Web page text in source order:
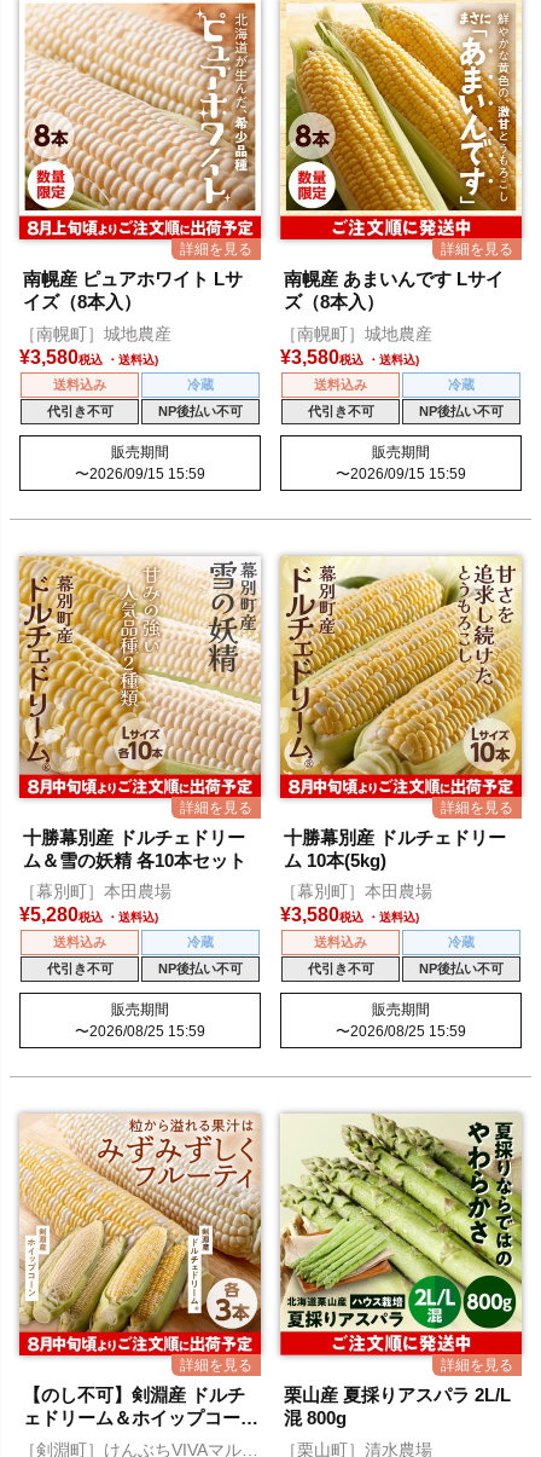
南幌産 ピュアホワイト Lサ
イズ（8本入）
［南幌町］城地農産
¥3,580税込
送料込み
冷蔵
代引き不可
NP後払い不可
販売期間
〜2026/09/15 15:59
南幌産 あまいんです Lサイ
ズ（8本入）
［南幌町］城地農産
¥3,580税込
送料込み
冷蔵
代引き不可
NP後払い不可
販売期間
〜2026/09/15 15:59
十勝幕別産 ドルチェドリー
ム＆雪の妖精 各10本セット
［幕別町］本田農場
¥5,280税込
送料込み
冷蔵
代引き不可
NP後払い不可
販売期間
〜2026/08/25 15:59
十勝幕別産 ドルチェドリー
ム 10本(5kg)
［幕別町］本田農場
¥3,580税込
送料込み
冷蔵
代引き不可
NP後払い不可
販売期間
〜2026/08/25 15:59
【のし不可】剣淵産 ドルチ
ェドリーム＆ホイップコー
ン 各3本
［剣淵町］けんぶちVIVAマルシ
栗山産 夏採りアスパラ 2L/L
混 800g
［栗山町］清水農場